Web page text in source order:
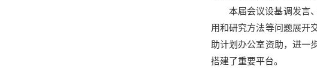
本届会议设基调发言
用和研究方法等问题展开
助计划办公室资助，进一
搭建了重要平台。